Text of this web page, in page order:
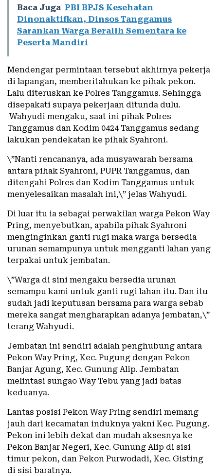
Baca Juga PBI BPJS Kesehatan
Dinonaktifkan, Dinsos Tanggamus
Sarankan Warga Beralih Sementara ke
Peserta Mandiri
Mendengar permintaan tersebut akhirnya pekerja
di lapangan, memberitahukan ke pihak pekon.
Lalu diteruskan ke Polres Tanggamus. Sehingga
disepakati supaya pekerjaan ditunda dulu.
Wahyudi mengaku, saat ini pihak Polres
Tanggamus dan Kodim 0424 Tanggamus sedang
lakukan pendekatan ke pihak Syahroni.
\”Nanti rencananya, ada musyawarah bersama
antara pihak Syahroni, PUPR Tanggamus, dan
ditengahi Polres dan Kodim Tanggamus untuk
menyelesaikan masalah ini,\” jelas Wahyudi.
Di luar itu ia sebagai perwakilan warga Pekon Way
Pring, menyebutkan, apabila pihak Syahroni
menginginkan ganti rugi maka warga bersedia
urunan semampunya untuk mengganti lahan yang
terpakai untuk jembatan.
\”Warga di sini mengaku bersedia urunan
semampu kami untuk ganti rugi lahan itu. Dan itu
sudah jadi keputusan bersama para warga sebab
mereka sangat mengharapkan adanya jembatan,\”
terang Wahyudi.
Jembatan ini sendiri adalah penghubung antara
Pekon Way Pring, Kec. Pugung dengan Pekon
Banjar Agung, Kec. Gunung Alip. Jembatan
melintasi sungao Way Tebu yang jadi batas
keduanya.
Lantas posisi Pekon Way Pring sendiri memang
jauh dari kecamatan induknya yakni Kec. Pugung.
Pekon ini lebih dekat dan mudah aksesnya ke
Pekon Banjar Negeri, Kec. Gunung Alip di sisi
timur pekon, dan Pekon Purwodadi, Kec. Gisting
di sisi baratnya.